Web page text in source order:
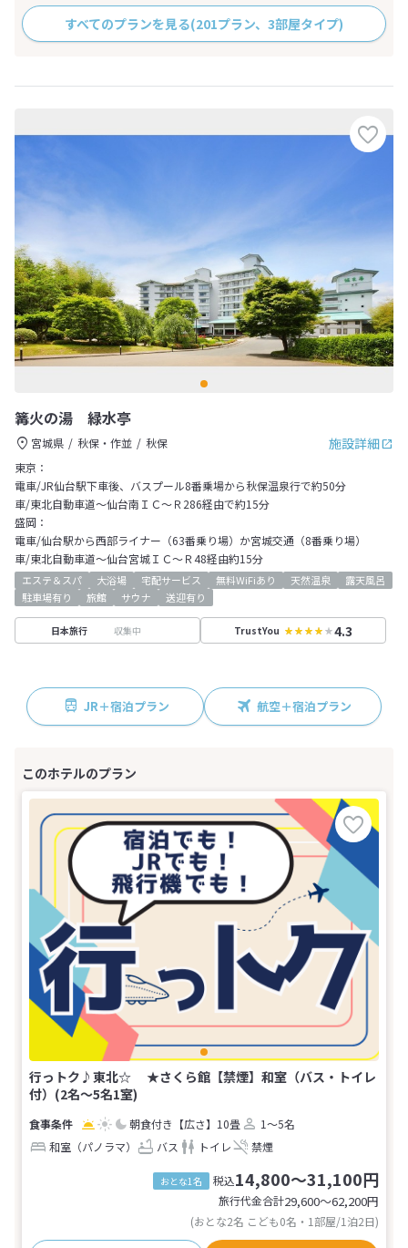
すべてのプランを見る(201プラン、3部屋タイプ)
篝火の湯 緑水亭
施設詳細
宮城県 秋保・作並
秋保
東京：
電車/JR仙台駅下車後、バスプール8番乗場から秋保温泉行で約50分
車/東北自動車道～仙台南ＩＣ～Ｒ286経由で約15分
盛岡：
電車/仙台駅から西部ライナー（63番乗り場）か宮城交通（8番乗り場）
車/東北自動車道～仙台宮城ＩＣ～Ｒ48経由約15分
エステ＆スパ 大浴場 宅配サービス 無料WiFiあり 天然温泉
露天風呂
駐車場有り
旅館 サウナ 送迎有り
日本旅行 収集中 TrustYou 4.3
JR＋宿泊プラン 航空＋宿泊プラン
行っトク♪東北☆ ★さくら館【禁煙】和室（バス・トイレ
付）(2名～5名1室)
朝食付き 【広さ】10畳
1～5名
和室（パノラマ）
バス トイレ 禁煙
おとな1名 税込14,800～31,100円
旅行代金合計29,600〜62,200円
(おとな2名 こども0名・1部屋/1泊2日)